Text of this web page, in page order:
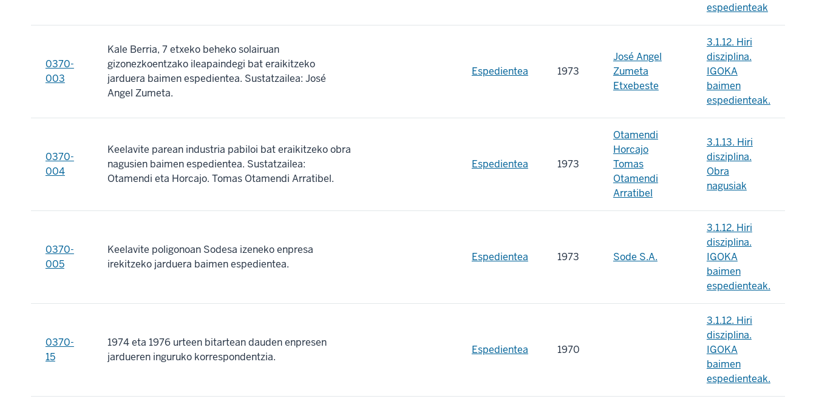
espedienteak
0370-
003
Kale Berria, 7 etxeko beheko solairuan
gizonezkoentzako ileapaindegi bat eraikitzeko
jarduera baimen espedientea. Sustatzailea: José
Angel Zumeta.
Espedientea 1973
José Angel
Zumeta
Etxebeste
3.1.12. Hiri
disziplina.
IGOKA
baimen
espedienteak.
0370-
004
Keelavite parean industria pabiloi bat eraikitzeko obra
nagusien baimen espedientea. Sustatzailea:
Otamendi eta Horcajo. Tomas Otamendi Arratibel.
Espedientea 1973
Otamendi
Horcajo
Tomas
Otamendi
Arratibel
3.1.13. Hiri
disziplina.
Obra
nagusiak
0370-
005
Keelavite poligonoan Sodesa izeneko enpresa
irekitzeko jarduera baimen espedientea.
Espedientea 1973 Sode S.A.
3.1.12. Hiri
disziplina.
IGOKA
baimen
espedienteak.
0370-
15
1974 eta 1976 urteen bitartean dauden enpresen
jardueren inguruko korrespondentzia.
Espedientea 1970
3.1.12. Hiri
disziplina.
IGOKA
baimen
espedienteak.